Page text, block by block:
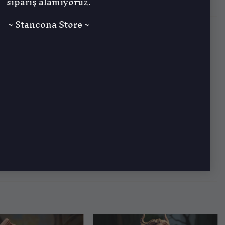
~ Stancona Store ~
en ölümcül temsilcisidir. Karanlık elflerin
bir bıçak darbesiyle gelir. Yüzey dünyasının
katıyor.